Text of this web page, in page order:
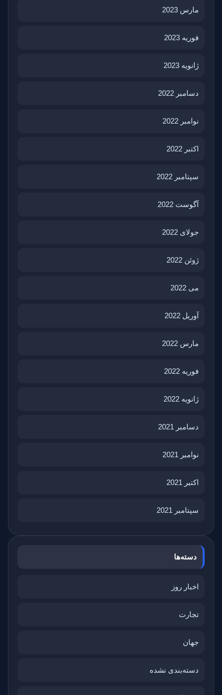
مارس 2023
فوریه 2023
ژانویه 2023
دسامبر 2022
نوامبر 2022
اکتبر 2022
سپتامبر 2022
آگوست 2022
جولای 2022
ژوئن 2022
می 2022
آوریل 2022
مارس 2022
فوریه 2022
ژانویه 2022
دسامبر 2021
نوامبر 2021
اکتبر 2021
سپتامبر 2021
دسته‌ها
اخبار روز
تجارت
جهان
دسته‌بندی نشده